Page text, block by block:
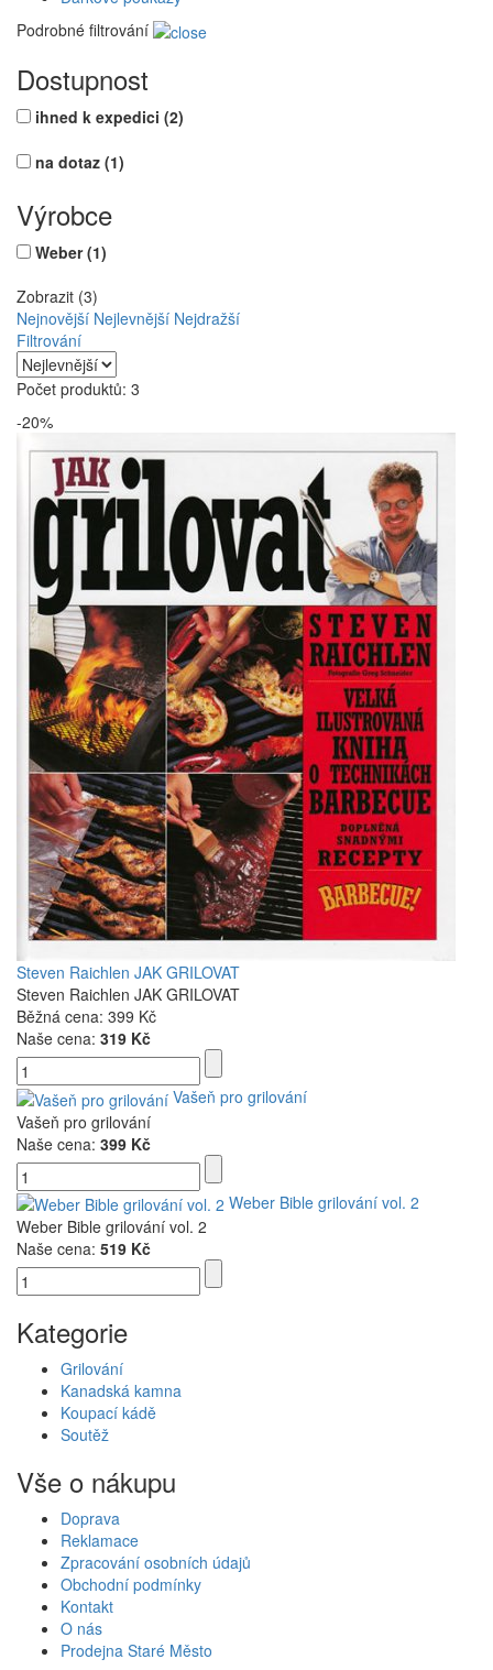
Podrobné filtrování
Dostupnost
ihned k expedici (2)
na dotaz (1)
Výrobce
Weber(1)
Zobrazit (3)
Nejnovější Nejlevnější Nejdražší
Filtrování
Počet produktů: 3
-20%
Steven Raichlen JAK GRILOVAT
Steven Raichlen JAK GRILOVAT
Běžná cena: 399 Kč
Naše cena: 319 Kč
Vašeň pro grilování
Vašeň pro grilování
Naše cena: 399 Kč
Weber Bible grilování vol. 2
Weber Bible grilování vol. 2
Naše cena: 519 Kč
Kategorie
Grilování
Kanadská kamna
Koupací kádě
Soutěž
Vše o nákupu
Doprava
Reklamace
Zpracování osobních údajů
Obchodní podmínky
Kontakt
O nás
Prodejna Staré Město